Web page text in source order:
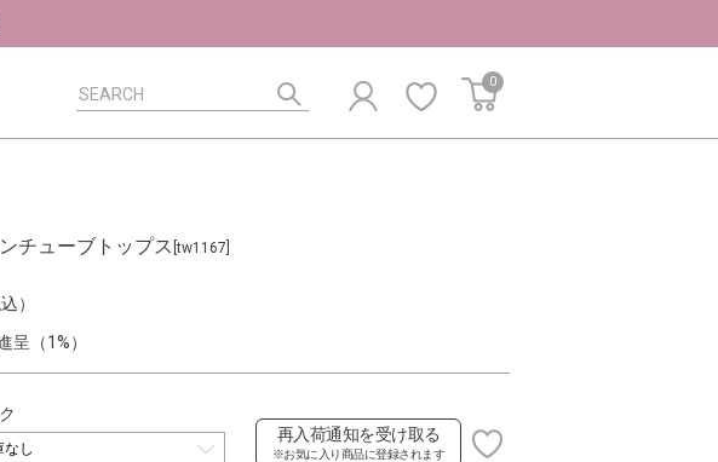
0
チューブトップス [tw1167]
）
呈（1%）
再入荷通知を受け取る
※お気に入り商品に登録されます